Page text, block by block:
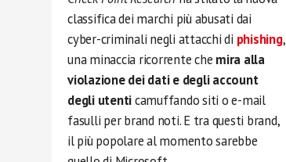
classifica dei marchi più abusati dai
cyber-criminali negli attacchi di phishing,
una minaccia ricorrente che mira alla
violazione dei dati e degli account
degli utenticamuffando siti o e-mail
fasulli per brand noti. E tra questi brand,
il più popolare al momento sarebbe